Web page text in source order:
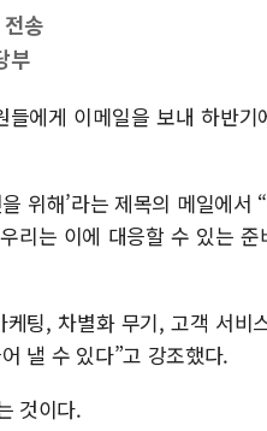
송
부
에게 이메일을 보내 하반
위해’라는 제목의 메일에서
리는 이에 대응할 수 있는 준
팅, 차별화 무기, 고객 서비
낼 수 있다”고 강조했다.
것이다.